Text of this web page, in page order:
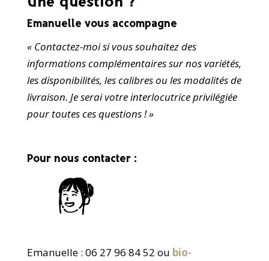
Emanuelle vous accompagne
« Contactez-moi si vous souhaitez des
informations complémentaires sur nos variétés,
les disponibilités, les calibres ou les modalités de
livraison. Je serai votre interlocutrice privilégiée
pour toutes ces questions ! »
Pour nous contacter :
Emanuelle : 06 27 96 84 52 ou bio-